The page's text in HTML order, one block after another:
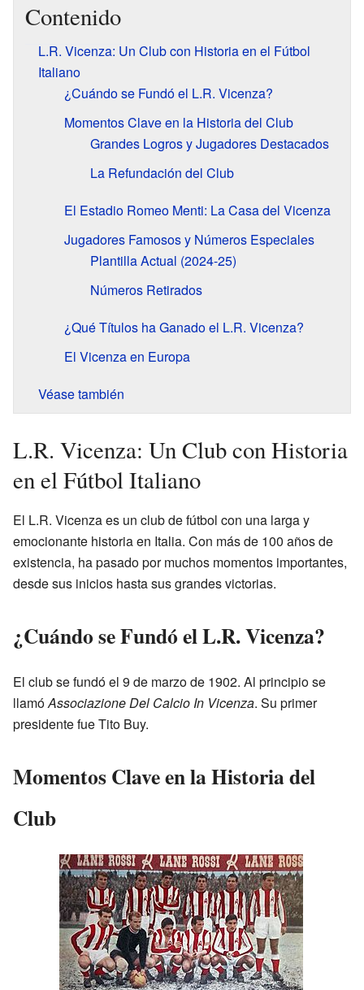
Contenido
L.R. Vicenza: Un Club con Historia en el Fútbol
Italiano
¿Cuándo se Fundó el L.R. Vicenza?
Momentos Clave en la Historia del Club
Grandes Logros y Jugadores Destacados
La Refundación del Club
El Estadio Romeo Menti: La Casa del Vicenza
Jugadores Famosos y Números Especiales
Plantilla Actual (2024-25)
Números Retirados
¿Qué Títulos ha Ganado el L.R. Vicenza?
El Vicenza en Europa
Véase también
L.R. Vicenza: Un Club con Historia
en el Fútbol Italiano
El L.R. Vicenza es un club de fútbol con una larga y
emocionante historia en Italia. Con más de 100 años de
existencia, ha pasado por muchos momentos importantes,
desde sus inicios hasta sus grandes victorias.
¿Cuándo se Fundó el L.R. Vicenza?
El club se fundó el 9 de marzo de 1902. Al principio se
llamóAssociazione Del Calcio In Vicenza. Su primer
presidente fue Tito Buy.
Momentos Clave en la Historia del
Club